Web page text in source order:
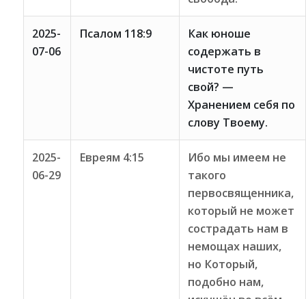
2025-
07-06
Псалом 118:9
Как юноше
содержать в
чистоте путь
свой? —
Хранением себя по
слову Твоему.
2025-
06-29
Евреям 4:15
Ибо мы имеем не
такого
первосвященника,
который не может
сострадать нам в
немощах наших,
но Который,
подобно нам,